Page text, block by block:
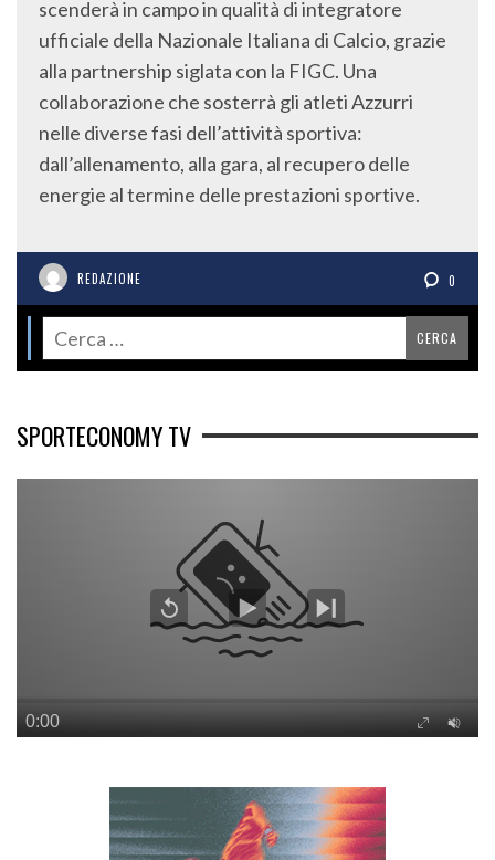
scenderà in campo in qualità di integratore
ufficiale della Nazionale Italiana di Calcio, grazie
alla partnership siglata con la FIGC. Una
collaborazione che sosterrà gli atleti Azzurri
nelle diverse fasi dell’attività sportiva:
dall’allenamento, alla gara, al recupero delle
energie al termine delle prestazioni sportive.
REDAZIONE 0
SPORTECONOMY TV